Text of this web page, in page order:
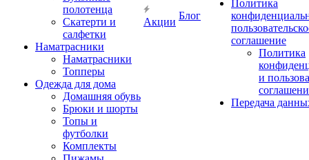
полотенца
Скатерти и
салфетки
Наматрасники
Наматрасники
Топперы
Одежда для дома
Домашняя обувь
Брюки и шорты
Топы и
футболки
Комплекты
Акции
Блог
Политика
соглашение
Политика
и
Передача